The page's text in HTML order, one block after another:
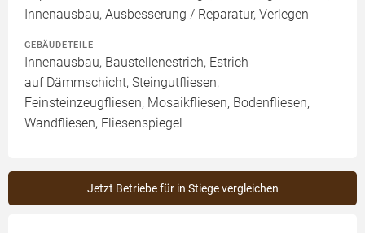
Innenausbau, Ausbesserung / Reparatur, Verlegen
GEBÄUDETEILE
Innenausbau, Baustellenestrich, Estrich
auf Dämmschicht, Steingutfliesen,
Feinsteinzeugfliesen, Mosaikfliesen, Bodenfliesen,
Wandfliesen, Fliesenspiegel
Jetzt Betriebe für in Stiege vergleichen